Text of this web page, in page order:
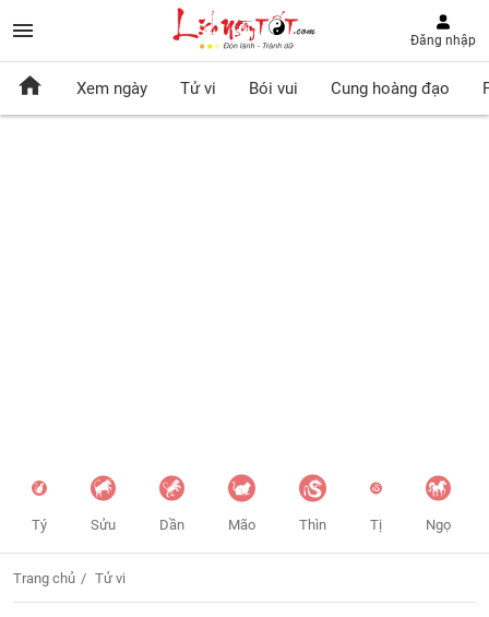
Đăng nhập
Xem ngày Tử vi Bói vui Cung hoàng đạo
Tý Sửu Dần Mão Thìn Tị Ngọ
Trang chủ Tử vi